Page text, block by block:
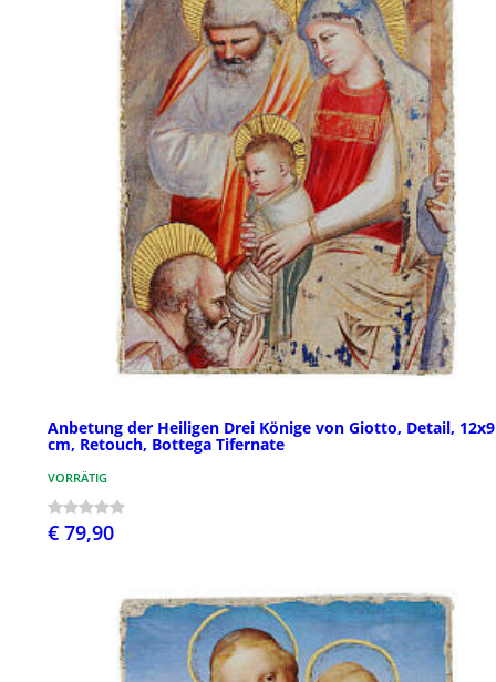
Anbetung der Heiligen Drei Könige von Giotto, Detail, 12x9
cm, Retouch, Bottega Tifernate
VORRÄTIG
€ 79,90